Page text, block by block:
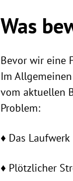
Was
Bevor wir eine
Im
vom aktuellen
Problem:
♦ Das
♦ Plötzlicher